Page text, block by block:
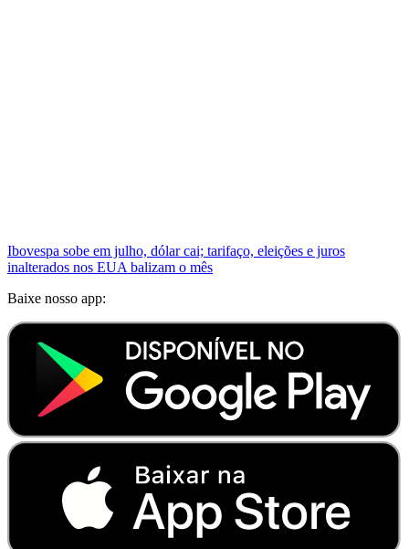
Ibovespa sobe em julho, dólar cai; tarifaço, eleições e juros
inalterados nos EUA balizam o mês
Baixe nosso app: